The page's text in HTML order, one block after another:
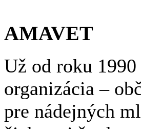
AMAVET
Už od roku
organizácia –
pre nádejných